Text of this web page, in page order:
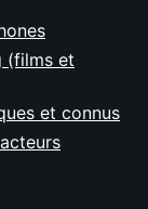
(films et
et connus